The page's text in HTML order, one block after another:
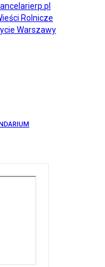
Rolnicze
Warszawy